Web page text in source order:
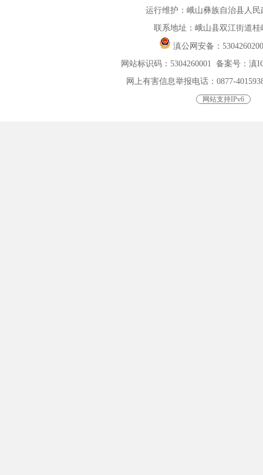
运行维护：峨山彝族自治县人民
联系地址：峨山县双江街道桂
滇公网安备：
网站标识码：5304260001 备案号：滇
网上有害信息举报电话：0877-
网站支持IPv6